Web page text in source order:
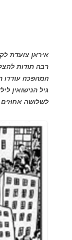
איראן צועדת
רבה תודות
המהפכה עודדו
לשלושה אחוזים